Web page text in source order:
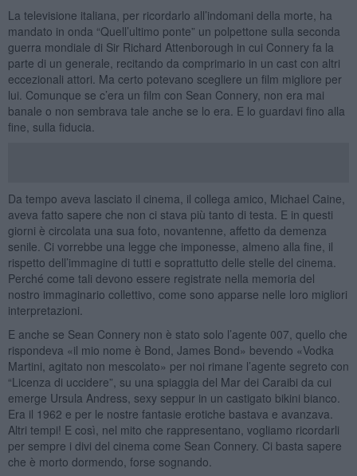
La televisione italiana, per ricordarlo all’indomani della morte, ha
mandato in onda “Quell’ultimo ponte” un polpettone sulla seconda
guerra mondiale di Sir Richard Attenborough in cui Connery fa la
parte di un generale, recitando da comprimario in un cast con altri
eccezionali attori. Ma certo potevano scegliere un film migliore per
lui. Comunque se c’era un film con Sean Connery, non era mai
banale o non sembrava tale anche se lo era. E lo guardavi fino alla
fine, sulla fiducia.
Da tempo aveva lasciato il cinema, il collega amico, Michael Caine,
aveva fatto sapere che non ci stava più tanto di testa. E in questi
giorni è circolata una sua foto, novantenne, affetto da demenza
senile. Ci vorrebbe una legge che imponesse, almeno alla fine, il
rispetto dell’immagine di tutti e soprattutto delle stelle del cinema.
Perché come tali devono essere registrate nella memoria del
nostro immaginario collettivo, come sono apparse nelle loro migliori
interpretazioni.
E anche se Sean Connery non è stato solo l’agente 007, quello che
rispondeva «il mio nome è Bond, James Bond» bevendo «Vodka
Martini, agitato non mescolato» per noi rimane l’agente segreto con
“Licenza di uccidere”, su una spiaggia del Mar dei Caraibi da cui
emerge Ursula Andress, sexy seppur in un castigato bikini bianco.
Era il 1962 e per le nostre fantasie erotiche bastava e avanzava.
Altri tempi! E così, nel mito che rappresentano, vogliamo ricordarli
per sempre i divi del cinema come Sean Connery. Ci basta sapere
che è morto dormendo, forse sognando.